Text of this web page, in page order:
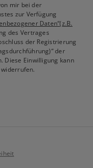
mir bei der
zur Verfügung
Daten“(z.B.
des Vertrages
der Registrierung
der
Diese Einwilligung kann